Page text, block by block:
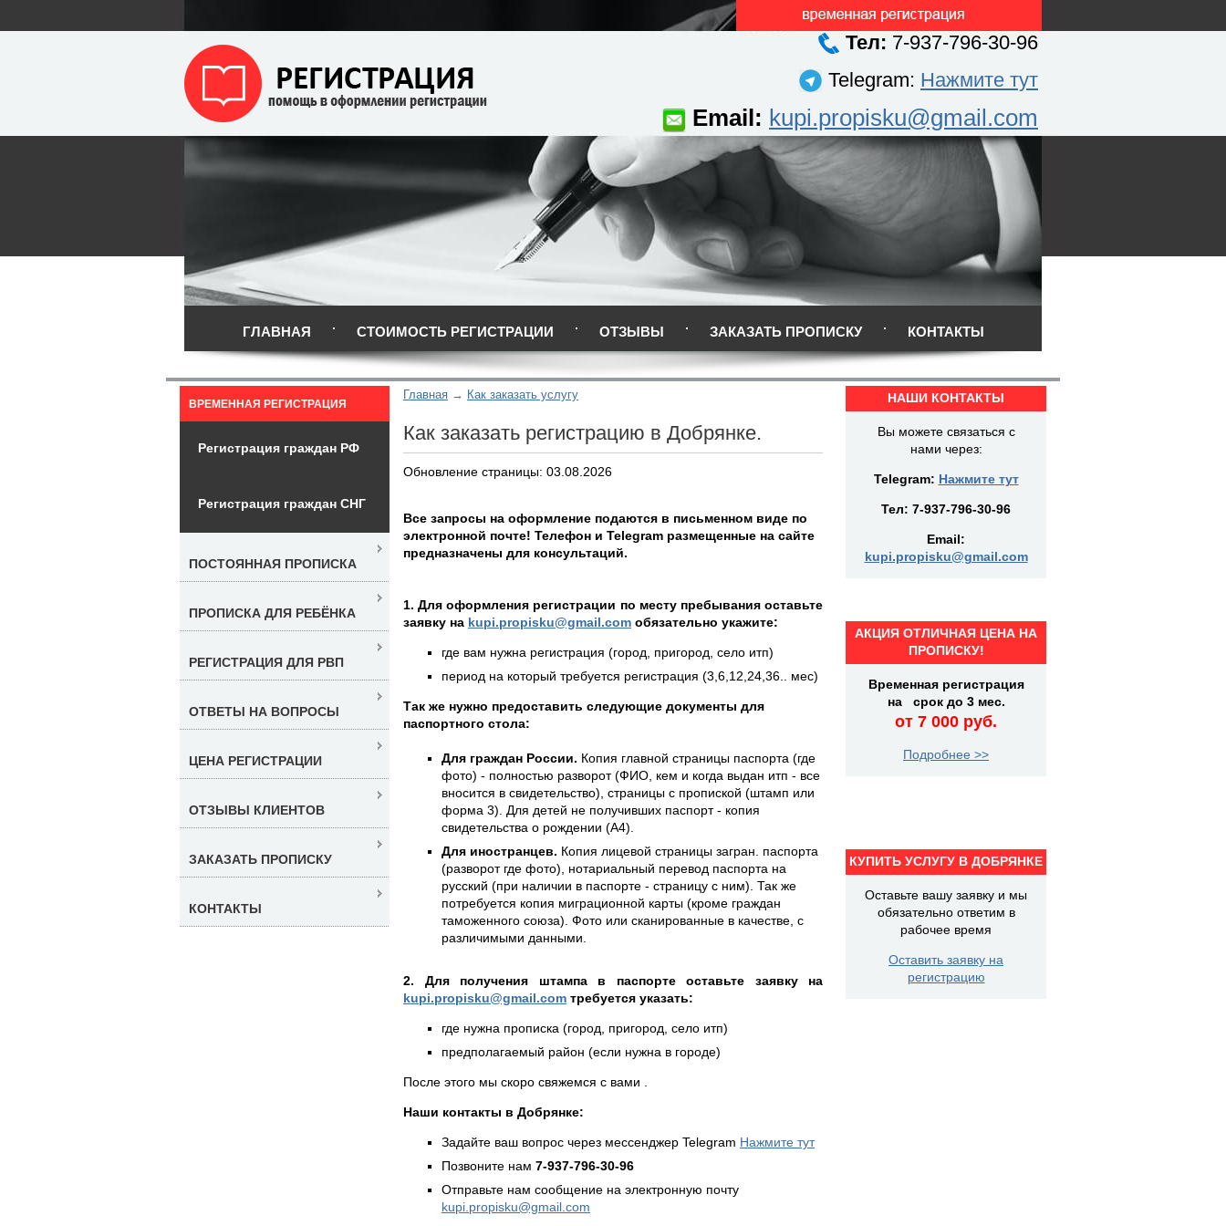
Тел: 7-937-796-30-96
Telegram: Нажмите тут
Email: kupi.propisku@gmail.com
ГЛАВНАЯ СТОИМОСТЬ РЕГИСТРАЦИИ ОТЗЫВЫ ЗАКАЗАТЬ ПРОПИСКУ КОНТАКТЫ
Главная Как заказать услугу
Как заказать регистрацию в Добрянке.
Обновление страницы: 03.08.2026
Все запросы на оформление подаются в письменном виде по
электронной почте! Телефон и Telegram размещенные на сайте
предназначены для консультаций.
1. Для оформления регистрации по месту пребывания оставьте
заявку на kupi.propisku@gmail.com обязательно укажите:
где вам нужна регистрация (город, пригород, село итп)
период на который требуется регистрация (3,6,12,24,36.. мес)
Так же нужно предоставить следующие документы для
паспортного стола:
Для граждан России. Копия главной страницы паспорта (где
фото) - полностью разворот (ФИО, кем и когда выдан итп - все
вносится в свидетельство), страницы с пропиской (штамп или
форма 3). Для детей не получивших паспорт - копия
свидетельства о рождении (А4).
Для иностранцев. Копия лицевой страницы загран. паспорта
(разворот где фото), нотариальный перевод паспорта на
русский (при наличии в паспорте - страницу с ним). Так же
потребуется копия миграционной карты (кроме граждан
таможенного союза). Фото или сканированные в качестве, с
различимыми данными.
2. Для получения штампа в паспорте оставьте заявку на
kupi.propisku@gmail.com требуется указать:
где нужна прописка (город, пригород, село итп)
предполагаемый район (если нужна в городе)
После этого мы скоро свяжемся с вами .
Наши контакты в Добрянке:
Задайте ваш вопрос через мессенджер Telegram Нажмите тут
Позвоните нам 7-937-796-30-96
Отправьте нам сообщение на электронную почту
kupi.propisku@gmail.com
ВРЕМЕННАЯ РЕГИСТРАЦИЯ
Регистрация граждан РФ
Регистрация граждан СНГ
ПОСТОЯННАЯ ПРОПИСКА
ПРОПИСКА ДЛЯ РЕБЁНКА
РЕГИСТРАЦИЯ ДЛЯ РВП
ОТВЕТЫ НА ВОПРОСЫ
ЦЕНА РЕГИСТРАЦИИ
ОТЗЫВЫ КЛИЕНТОВ
ЗАКАЗАТЬ ПРОПИСКУ
КОНТАКТЫ
НАШИ КОНТАКТЫ
Вы можете связаться с
нами через:
Telegram: Нажмите тут
Тел: 7-937-796-30-96
Email:
kupi.propisku@gmail.com
АКЦИЯ ОТЛИЧНАЯ ЦЕНА НА
ПРОПИСКУ!
Временная регистрация
на срок до 3 мес.
от 7 000 руб.
Подробнее >>
КУПИТЬ УСЛУГУ В ДОБРЯНКЕ
Оставьте вашу заявку и мы
обязательно ответим в
рабочее время
Оставить заявку на
регистрацию